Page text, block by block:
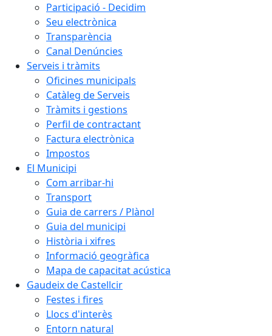
Participació - Decidim
Seu electrònica
Transparència
Canal Denúncies
Serveis i tràmits
Oficines municipals
Catàleg de Serveis
Tràmits i gestions
Perfil de contractant
Factura electrònica
Impostos
El Municipi
Com arribar-hi
Transport
Guia de carrers / Plànol
Guia del municipi
Història i xifres
Informació geogràfica
Mapa de capacitat acústica
Gaudeix de Castellcir
Festes i fires
Llocs d'interès
Entorn natural